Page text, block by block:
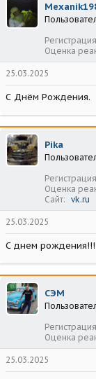
Регистрация
Оценка
25.03.2025
С Днём Рождения.
Pika
Регистрация
Оценка
Сайт
vk.ru
25.03.2025
С днем рождения!!!
СЭМ
Регистрация
Оценка
25.03.2025